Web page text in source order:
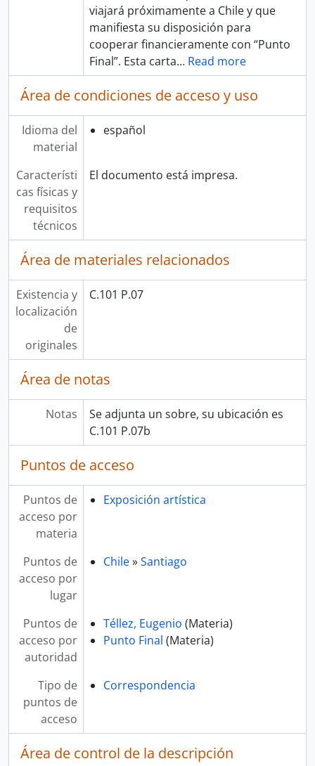
viajará próximamente a Chile y que
manifiesta su disposición para
cooperar financieramente con “Punto
Final”. Esta carta… Read more
Área de condiciones de acceso y uso
Idioma del
material
español
Característi
cas físicas y
requisitos
técnicos
El documento está impresa.
Área de materiales relacionados
Existencia y
localización
de
originales
C.101 P.07
Área de notas
Notas
Se adjunta un sobre, su ubicación es
C.101 P.07b
Puntos de acceso
Puntos de
acceso por
materia
Exposición artística
Puntos de
acceso por
lugar
Chile»Santiago
Puntos de
acceso por
autoridad
Téllez, Eugenio (Materia)
Punto Final (Materia)
Tipo de
puntos de
acceso
Correspondencia
Área de control de la descripción